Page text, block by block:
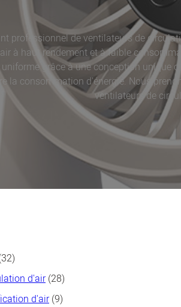
professionnel de ventilateurs de
à haut rendement et à faible
uniforme grâce à une conception
la consommation d'énergie. Nous
ventilateurs de
3232
produits
d'air 2828
produits
d'air 99